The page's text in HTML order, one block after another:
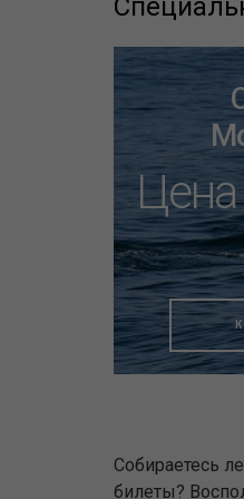
Цена
Собираетесь
билеты?